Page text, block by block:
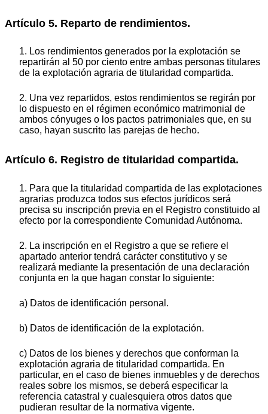
Artículo 5. Reparto de rendimientos.
1. Los rendimientos generados por la explotación se
repartirán al 50 por ciento entre ambas personas titulares
de la explotación agraria de titularidad compartida.
2. Una vez repartidos, estos rendimientos se regirán por
lo dispuesto en el régimen económico matrimonial de
ambos cónyuges o los pactos patrimoniales que, en su
caso, hayan suscrito las parejas de hecho.
Artículo 6. Registro de titularidad compartida.
1. Para que la titularidad compartida de las explotaciones
agrarias produzca todos sus efectos jurídicos será
precisa su inscripción previa en el Registro constituido al
efecto por la correspondiente Comunidad Autónoma.
2. La inscripción en el Registro a que se refiere el
apartado anterior tendrá carácter constitutivo y se
realizará mediante la presentación de una declaración
conjunta en la que hagan constar lo siguiente:
a) Datos de identificación personal.
b) Datos de identificación de la explotación.
c) Datos de los bienes y derechos que conforman la
explotación agraria de titularidad compartida. En
particular, en el caso de bienes inmuebles y de derechos
reales sobre los mismos, se deberá especificar la
referencia catastral y cualesquiera otros datos que
pudieran resultar de la normativa vigente.